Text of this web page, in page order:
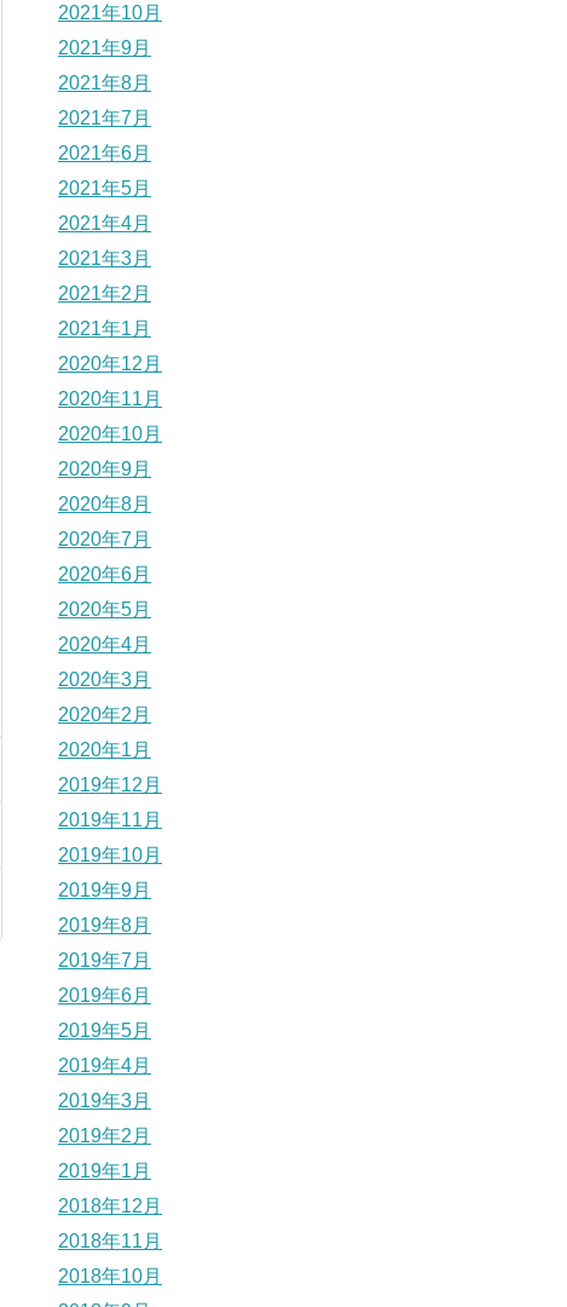
2021年10月
2021年9月
2021年8月
2021年7月
2021年6月
2021年5月
2021年4月
2021年3月
2021年2月
2021年1月
2020年12月
2020年11月
2020年10月
2020年9月
2020年8月
2020年7月
2020年6月
2020年5月
2020年4月
2020年3月
2020年2月
2020年1月
2019年12月
2019年11月
2019年10月
2019年9月
2019年8月
2019年7月
2019年6月
2019年5月
2019年4月
2019年3月
2019年2月
2019年1月
2018年12月
2018年11月
2018年10月